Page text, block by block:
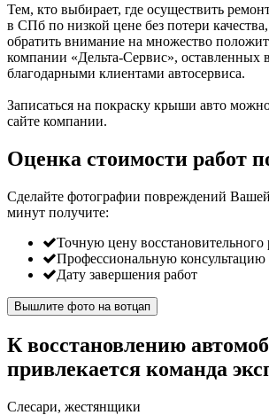
Тем, кто выбирает, где осуществить
в СПб по низкой цене без потери
обратить внимание на множество
компании «Дельта-Сервис», оставленных
благодарными клиентами автосервиса.
Записаться на покраску крыши авто
сайте компании.
Оценка стоимости работ
Сделайте фотографии повреждений
минут получите:
Точную цену восстановительного
Профессиональную консультацию
Дату завершения работ
Вышлите фото на вотцап
К восстановлению
привлекается команда
Слесари, жестянщики